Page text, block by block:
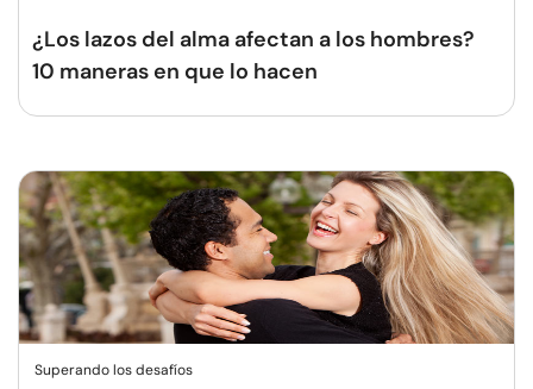
¿Los lazos del alma afectan a los hombres?
10 maneras en que lo hacen
Superando los desafíos